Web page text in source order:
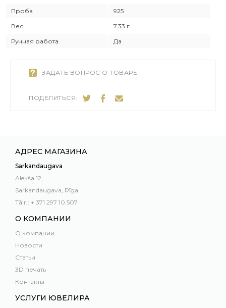
Проба
925
Вес
7.33 г
Ручная работа
Да
ЗАДАТЬ ВОПРОС О ТОВАРЕ
ПОДЕЛИТЬСЯ:
АДРЕС МАГАЗИНА
Sarkandaugava
Alekša 12,
Sarkandaugava, Rīga
Tālr.: + 371 297 10 507
О КОМПАНИИ
О компании
Новости
Статьи
3D печать
Контакты
УСЛУГИ ЮВЕЛИРА